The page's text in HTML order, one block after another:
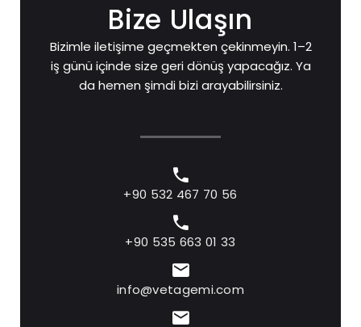
Bize Ulaşın
Bizimle iletişime geçmekten çekinmeyin. 1–2
iş günü içinde size geri dönüş yapacağız. Ya
da hemen şimdi bizi arayabilirsiniz.
+90 532 467 70 56
+90 535 663 01 33
info@vetagemi.com